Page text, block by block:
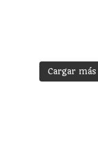
Cargar más